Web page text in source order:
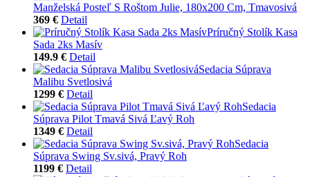
Manželská Posteľ S Roštom Julie, 180x200 Cm, Tmavosivá
369 € Detail
Príručný Stolík Kasa
Sada 2ks Masív
149.9 € Detail
Sedacia Súprava
Malibu Svetlosivá
1299 € Detail
Sedacia
Súprava Pilot Tmavá Sivá Ľavý Roh
1349 € Detail
Sedacia
Súprava Swing Sv.sivá, Pravý Roh
1199 € Detail